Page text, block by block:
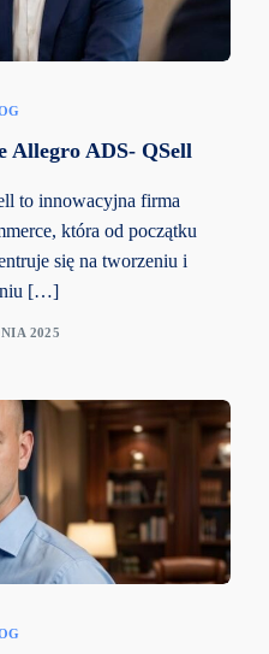
Allegro ADS- QSell
to innowacyjna firma
która od początku
się na tworzeniu i
[…]
2025